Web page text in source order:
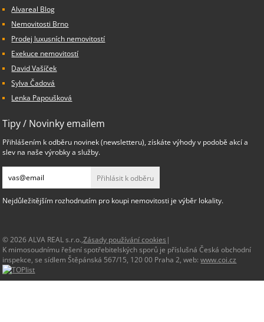
Alvareal Blog
Nemovitosti Brno
Prodej luxusních nemovitostí
Exekuce nemovitostí
David Vašíček
Sylva Čadová
Lenka Papoušková
Tipy / Novinky emailem
Přihlášením k odběru novinek (newsletteru), získáte výhody v podobě akcí a
slev na naše výrobky a služby.
Přihlásit k odběru
Nejdůležitějším rozhodnutím pro koupi nemovitosti je výběr lokality.
© 2026 ALVA REAL s.r.o.,Zásady používání cookies |
K mimosoudnímu řešení spotřebitelských sporů je příslušná Česká obchodní
inspekce, se sídlem Štěpánská 567/15, 120 00 Praha 2, web:www.coi.cz